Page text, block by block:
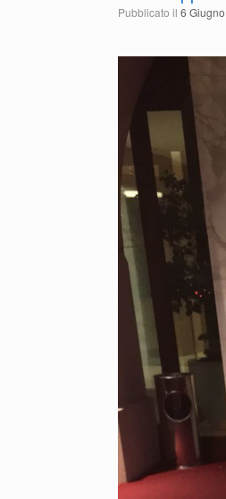
Pubblicato il 6